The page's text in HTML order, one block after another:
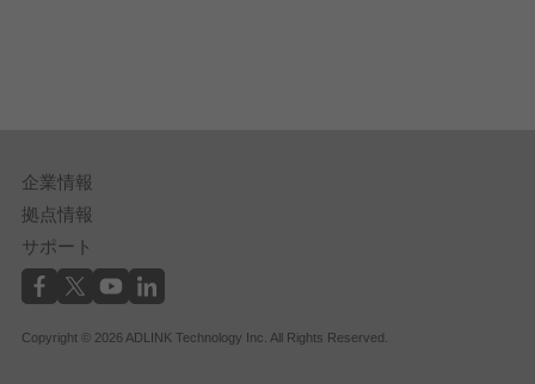
企業情報
拠点情報
サポート
Copyright © 2026 ADLINK Technology Inc. All Rights Reserved.